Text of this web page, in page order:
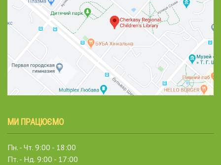
МИ ПРАЦЮЄМО
Пн. - Чт. 9:00 - 18:00
Пт. - Нд. 9:00 - 17:00